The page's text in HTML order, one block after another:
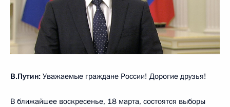
В.Путин: Уважаемые граждане России! Дорогие друзья!
В ближайшее воскресенье, 18 марта, состоятся выборы